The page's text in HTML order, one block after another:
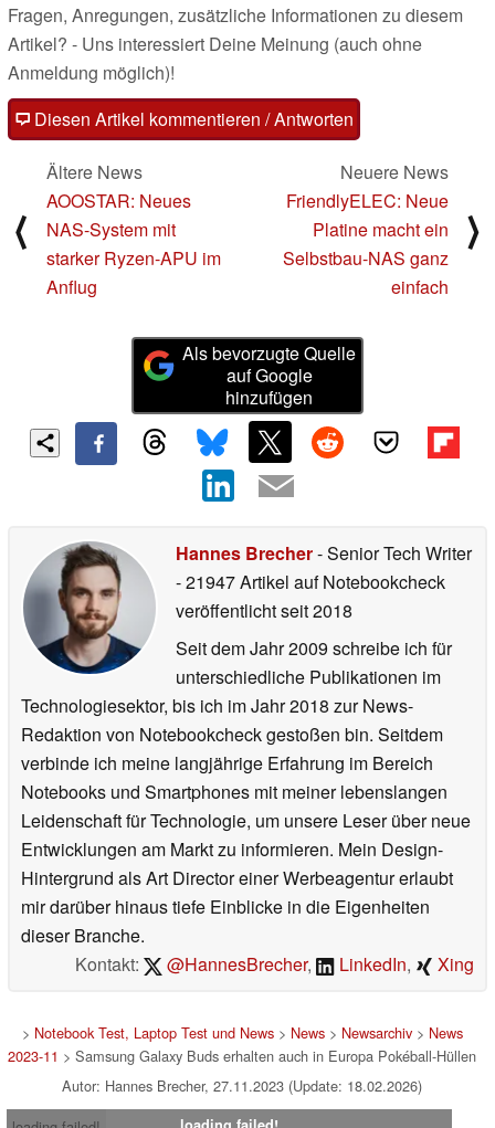
Fragen, Anregungen, zusätzliche Informationen zu diesem
Artikel? - Uns interessiert Deine Meinung (auch ohne
Anmeldung möglich)!
Diesen Artikel kommentieren / Antworten
⟨
Ältere News
AOOSTAR: Neues
NAS-System mit
starker Ryzen-APU im
Anflug
Neuere News
FriendlyELEC: Neue
Platine macht ein
Selbstbau-NAS ganz
einfach
⟩
Als bevorzugte Quelle
auf Google
hinzufügen
Hannes Brecher- Senior Tech Writer
- 21947 Artikel auf Notebookcheck
veröffentlichtseit 2018
Seit dem Jahr 2009 schreibe ich für
unterschiedliche Publikationen im
Technologiesektor, bis ich im Jahr 2018 zur News-
Redaktion von Notebookcheck gestoßen bin. Seitdem
verbinde ich meine langjährige Erfahrung im Bereich
Notebooks und Smartphones mit meiner lebenslangen
Leidenschaft für Technologie, um unsere Leser über neue
Entwicklungen am Markt zu informieren. Mein Design-
Hintergrund als Art Director einer Werbeagentur erlaubt
mir darüber hinaus tiefe Einblicke in die Eigenheiten
dieser Branche.
Kontakt:
@HannesBrecher, LinkedIn, Xing
> Notebook Test, Laptop Test und News> News> Newsarchiv> News
2023-11 > Samsung Galaxy Buds erhalten auch in Europa Pokéball-Hüllen
Autor: Hannes Brecher, 27.11.2023 (Update: 18.02.2026)